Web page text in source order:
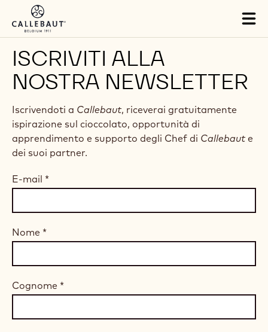
Skip to main content
ISCRIVITI ALLA
NOSTRA NEWSLETTER
Iscrivendoti a Callebaut, riceverai gratuitamente
ispirazione sul cioccolato, opportunità di
apprendimento e supporto degli Chef di Callebaut e
dei suoi partner.
E-mail *
Nome *
Cognome *